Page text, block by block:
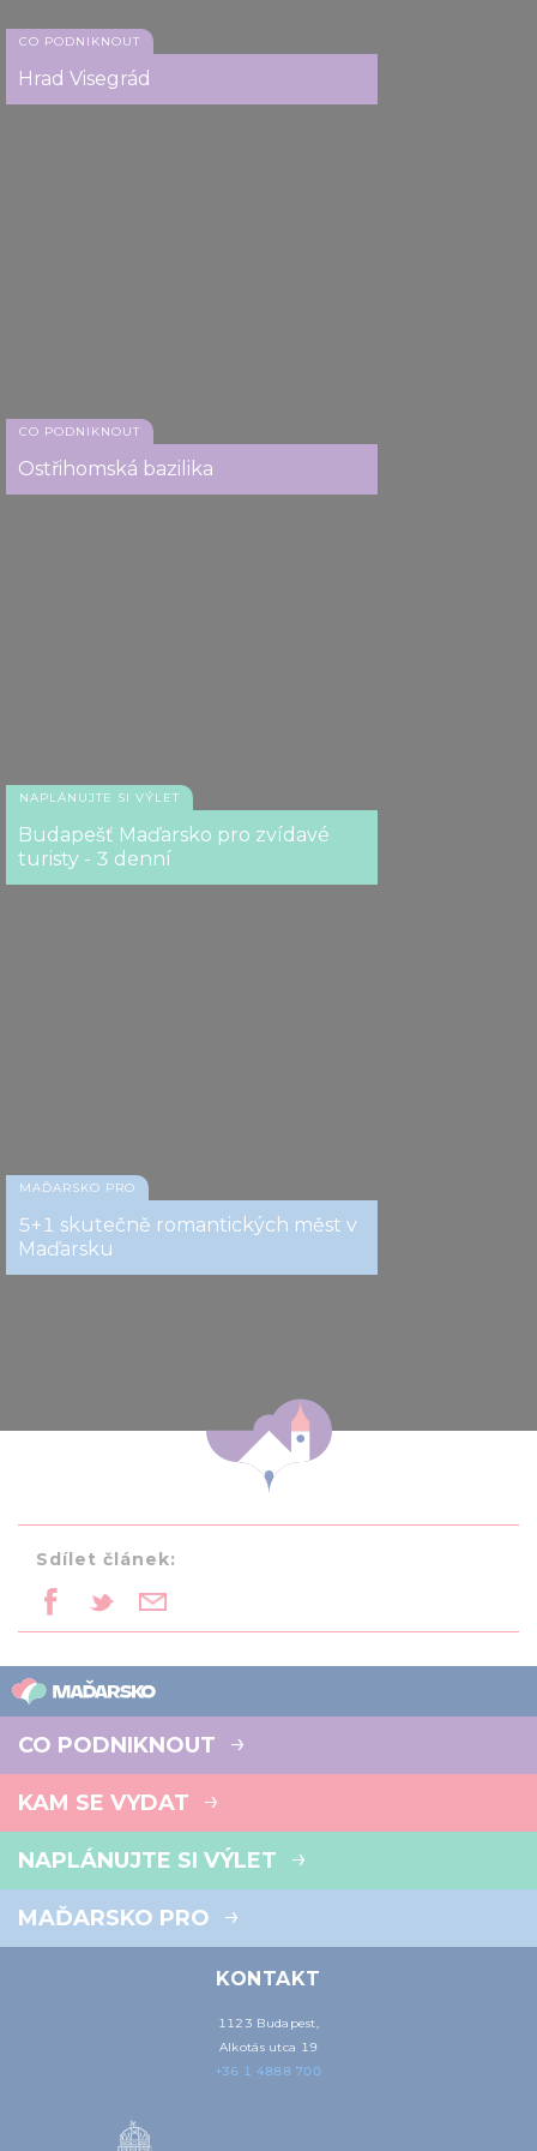
CO PODNIKNOUT
Hrad Visegrád
CO PODNIKNOUT
Ostřihomská bazilika
NAPLÁNUJTE SI VÝLET
Budapešť Maďarsko pro zvídavé
turisty - 3 denní
MAĎARSKO PRO
5+1 skutečně romantických měst v
Maďarsku
Sdílet článek:
CO PODNIKNOUT
KAM SE VYDAT
NAPLÁNUJTE SI VÝLET
MAĎARSKO PRO
KONTAKT
1123 Budapest,
Alkotás utca 19
+36 1 4888 700